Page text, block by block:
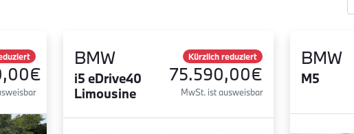
BMW
i5 eDrive40
Limousine
Kürzlich reduziert
75.590,00€
MwSt. ist ausweisbar
BMW
M5